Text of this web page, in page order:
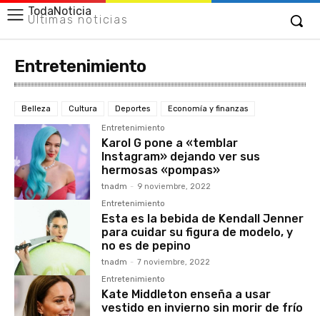
TodaNoticia
Últimas noticias
Entretenimiento
Belleza Cultura Deportes Economía y finanzas
Entretenimiento
Karol G pone a «temblar
Instagram» dejando ver sus
hermosas «pompas»
tnadm - 9 noviembre, 2022
Entretenimiento
Esta es la bebida de Kendall Jenner
para cuidar su figura de modelo, y
no es de pepino
tnadm - 7 noviembre, 2022
Entretenimiento
Kate Middleton enseña a usar
vestido en invierno sin morir de frío